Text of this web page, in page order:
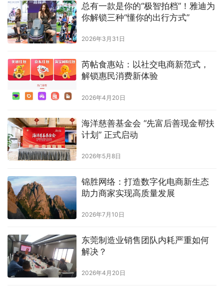
总有一款是你的“极智拍档”！雅迪为
你解锁三种“懂你的出行方式”
2026年3月31日
芮帖食惠站：以社交电商新范式，
解锁惠民消费新体验
2026年4月20日
海洋慈善基金会 “先富后善现金帮扶
计划” 正式启动
2026年5月8日
锦胜网络：打造数字化电商新生态
助力商家实现高质量发展
2026年7月10日
东莞制造业销售团队内耗严重如何
解决？
2026年4月20日